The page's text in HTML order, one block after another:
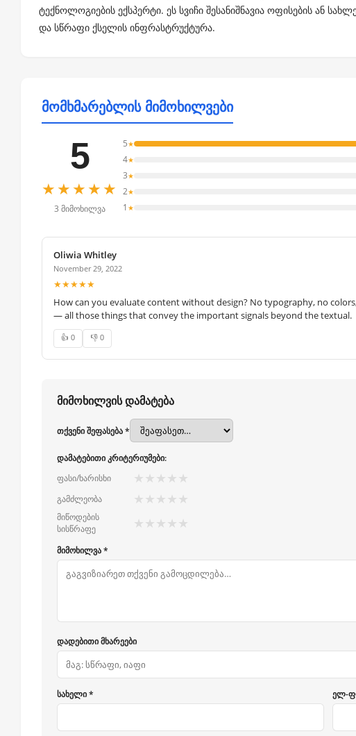
ტექნოლოგიების ექსპერტი. ეს სვიჩი შესანიშნავია ოფისების ან
და სწრაფი ქსელის ინფრასტრუქტურა.
მომხმარებლის მიმოხილვები
5
★★★★★
3 მიმოხილვა
5★
4★
3★
2★
1 ★
Oliwia Whitley
November 29, 2022
★★★★★
How can you evaluate content without design? No typography, no
— all those things that convey the important signals beyond the textual.
👍 0 👎 0
მიმოხილვის დამატება
თქვენი შეფასება *
დამატებითი კრიტერიუმები:
ფასი/ხარისხი
★ ★ ★ ★ ★
გამძლეობა ★ ★ ★ ★ ★
მიწოდების
სისწრაფე
★ ★ ★ ★ ★
მიმოხილვა *
დადებითი მხარეები
სახელი * ელ-